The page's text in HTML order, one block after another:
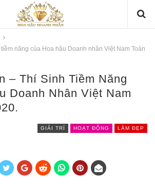
năng của Hoa hậu Doanh nhân Việt Nam Toàn
– Thí Sinh Tiềm Năng
Doanh Nhân Việt Nam
GIẢI TRÍ HOẠT ĐỘNG LÀM ĐẸP